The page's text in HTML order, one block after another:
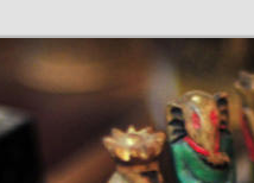
de Bachillerato